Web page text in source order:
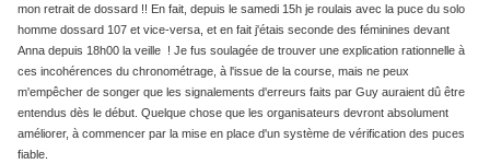
mon retrait de dossard !! En fait, depuis le samedi 15h je roulais avec la puce du solo
homme dossard 107 et vice-versa, et en fait j'étais seconde des féminines devant
Anna depuis 18h00 la veille ! Je fus soulagée de trouver une explication rationnelle à
ces incohérences du chronométrage, à l'issue de la course, mais ne peux
m'empêcher de songer que les signalements d'erreurs faits par Guy auraient dû être
entendus dès le début. Quelque chose que les organisateurs devront absolument
améliorer, à commencer par la mise en place d'un système de vérification des puces
fiable.